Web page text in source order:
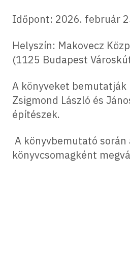
Időpont: 2026. február
Helyszín: Makovecz
(1125 Budapest
A könyveket bemutatják
Zsigmond László és
építészek.
A könyvbemutató
könyvcsomagként